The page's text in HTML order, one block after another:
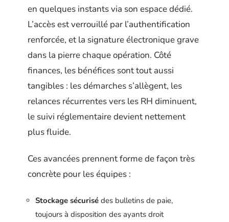
en quelques instants via son espace dédié.
L’accès est verrouillé par l’authentification
renforcée, et la signature électronique grave
dans la pierre chaque opération. Côté
finances, les bénéfices sont tout aussi
tangibles : les démarches s’allègent, les
relances récurrentes vers les RH diminuent,
le suivi réglementaire devient nettement
plus fluide.
Ces avancées prennent forme de façon très
concrète pour les équipes :
Stockage sécurisé des bulletins de paie,
toujours à disposition des ayants droit